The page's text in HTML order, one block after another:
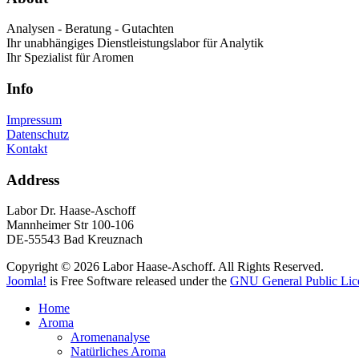
Analysen - Beratung - Gutachten
Ihr unabhängiges Dienstleistungslabor für Analytik
Ihr Spezialist für Aromen
Info
Impressum
Datenschutz
Kontakt
Address
Labor Dr. Haase-Aschoff
Mannheimer Str 100-106
DE-55543 Bad Kreuznach
Copyright © 2026 Labor Haase-Aschoff. All Rights Reserved.
Joomla! is Free Software released under the GNU General Public
Home
Aroma
Aromenanalyse
Natürliches Aroma